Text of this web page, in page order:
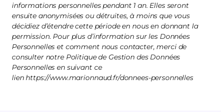
informations personnelles pendant 1 an. Elles seront
ensuite anonymisées ou détruites, à moins que vous
décidiez d’étendre cette période en nous en donnant la
permission. Pour plus d’information sur les Données
Personnelles et comment nous contacter, merci de
consulter notre Politique de Gestion des Données
Personnelles en suivant ce
lien https://www.marionnaud.fr/donnees-personnelles